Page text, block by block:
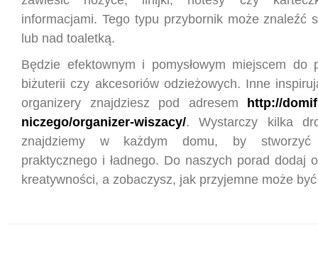
informacjami. Tego typu przybornik może znaleźć
lub nad toaletką.
Będzie efektownym i pomysłowym miejscem do
biżuterii czy akcesoriów odzieżowych. Inne
organizery znajdziesz pod adresem
http://
niczego/organizer-wiszacy/. Wystarczy kilka
znajdziemy w każdym domu, by
praktycznego i ładnego. Do naszych porad dodaj
kreatywności, a zobaczysz, jak przyjemne może